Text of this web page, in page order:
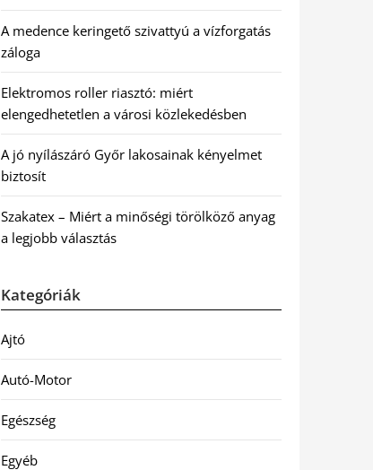
A medence keringető szivattyú a vízforgatás
záloga
Elektromos roller riasztó: miért
elengedhetetlen a városi közlekedésben
A jó nyílászáró Győr lakosainak kényelmet
biztosít
Szakatex – Miért a minőségi törölköző anyag
a legjobb választás
Kategóriák
Ajtó
Autó-Motor
Egészség
Egyéb